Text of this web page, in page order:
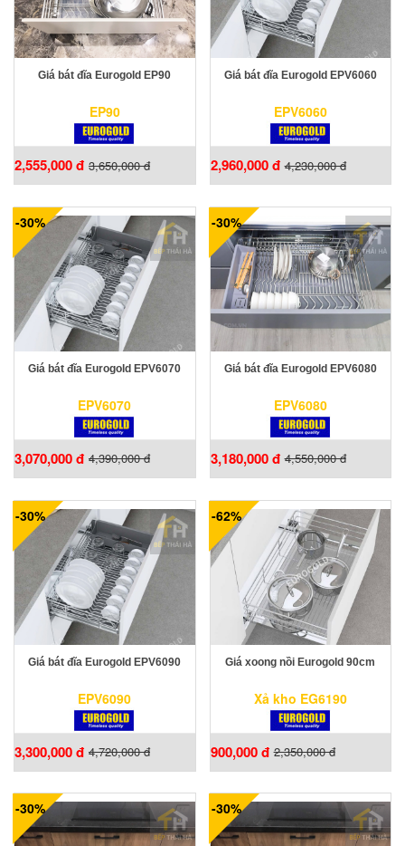
Giá bát đĩa Eurogold EP90
EP90
2,555,000 đ 3,650,000 đ
Giá bát đĩa Eurogold EPV6060
EPV6060
2,960,000 đ 4,230,000 đ
-30%
Giá bát đĩa Eurogold EPV6070
EPV6070
3,070,000 đ 4,390,000 đ
-30%
Giá bát đĩa Eurogold EPV6080
EPV6080
3,180,000 đ 4,550,000 đ
-30%
Giá bát đĩa Eurogold EPV6090
EPV6090
3,300,000 đ 4,720,000 đ
-62%
Giá xoong nồi Eurogold 90cm
Xả kho EG6190
900,000 đ 2,350,000 đ
-30% -30%